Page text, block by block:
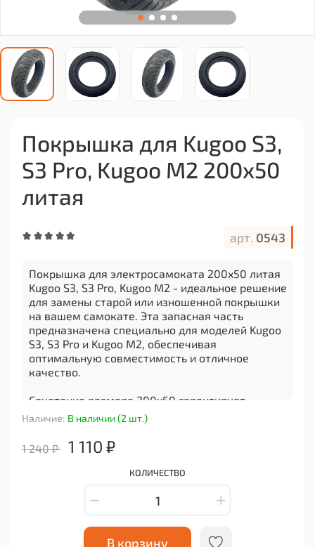
арт. 0543
Наличие: В наличии (2 шт.)
Покрышка для Kugoo S3,
S3 Pro, Kugoo M2 200x50
литая
1 240 ₽ 1 110 ₽
КОЛИЧЕСТВО
В корзину
Покрышка для электросамоката 200x50 литая
Kugoo S3, S3 Pro, Kugoo M2 - идеальное решение
для замены старой или изношенной покрышки
на вашем самокате. Эта запасная часть
предназначена специально для моделей Kugoo
S3, S3 Pro и Kugoo M2, обеспечивая
оптимальную совместимость и отличное
качество.
Сочетание размера 200x50 гарантирует
идеальную посадку на диски указанных
моделей самокатов. Литая конструкция
позволяет достичь высокой прочности и
долговечности покрышки, что особенно важно
при эксплуатации на различных типах
характеристиками сцепления с дорогой,
обеспечивая безопасность и комфорт во время